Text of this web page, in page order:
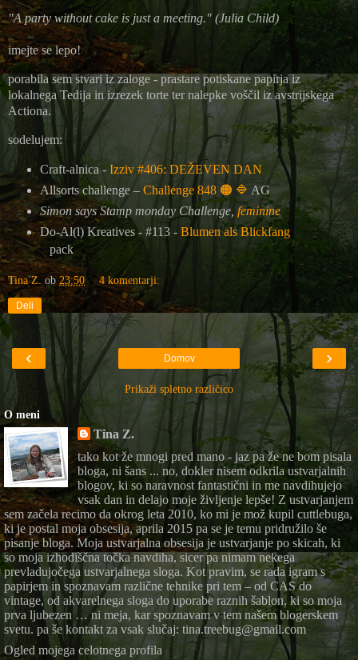
"A party without cake is just a meeting." (Julia Child)
imejte se lepo!
porabila sem stvari iz zaloge - prastare potiskane papirja iz
lokalnega Tedija in izrezek torte ter nalepke voščil iz avstrijskega
Actiona.
sodelujem:
Craft-alnica - Izziv #406: DEŽEVEN DAN
Allsorts challenge – Challenge 848 🟠 🔷 AG
Simon says Stamp monday Challenge, feminine
Do-Al(l) Kreatives - #113 -Blumen als Blickfang
pack
Tina Z. ob 23:50 4 komentarji:
Deli
‹ ›
Domov
Prikaži spletno različico
O meni
Tina Z.
tako kot že mnogi pred mano - jaz pa že ne bom pisala
bloga, ni šans ... no, dokler nisem odkrila ustvarjalnih
blogov, ki so naravnost fantastični in me navdihujejo
vsak dan in delajo moje življenje lepše! Z ustvarjanjem
sem začela recimo da okrog leta 2010, ko mi je mož kupil cuttlebuga,
ki je postal moja obsesija, aprila 2015 pa se je temu pridružilo še
pisanje bloga. Moja ustvarjalna obsesija je ustvarjanje po skicah, ki
so moja izhodiščna točka navdiha, sicer pa nimam nekega
prevladujočega ustvarjalnega sloga. Kot pravim, se rada igram s
papirjem in spoznavam različne tehnike pri tem – od CAS do
vintage, od akvarelnega sloga do uporabe raznih šablon, ki so moja
prva ljubezen … ni meja, kar spoznavam v tem našem blogerskem
svetu. pa še kontakt za vsak slučaj: tina.treebug@gmail.com
Ogled mojega celotnega profila